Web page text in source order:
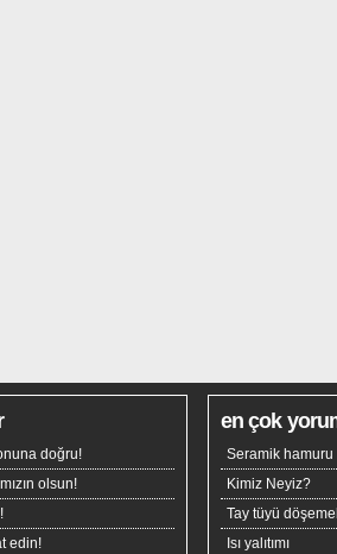
doğru!
olsun!
edin!
en çok
Seramik hamuru
Kimiz Neyiz?
Tay tüyü
Isı yalıtımı